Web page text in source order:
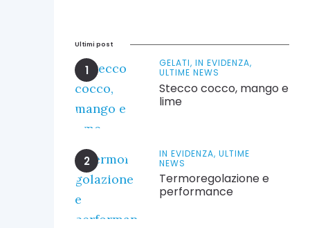
Ultimi post
GELATI, IN EVIDENZA,
ULTIME NEWS
Stecco cocco, mango e
lime
IN EVIDENZA, ULTIME
NEWS
Termoregolazione e
performance